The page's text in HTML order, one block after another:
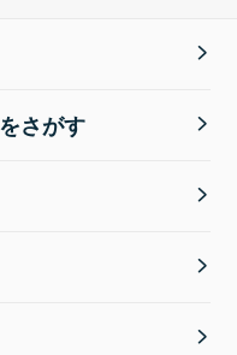
さがす